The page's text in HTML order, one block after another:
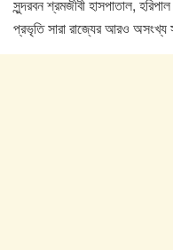
সুন্দরবন শ্রমজীবী হাসপাতাল,
প্রভৃতি সারা রাজ্যের আরও অসংখ্য